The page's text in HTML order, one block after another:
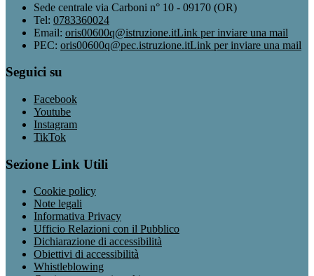
Sede centrale via Carboni n° 10 - 09170 (OR)
Tel: 0783360024
Email: oris00600q@istruzione.itLink per inviare una mail
PEC: oris00600q@pec.istruzione.itLink per inviare una mail
Seguici su
Facebook
Youtube
Instagram
TikTok
Sezione Link Utili
Cookie policy
Note legali
Informativa Privacy
Ufficio Relazioni con il Pubblico
Dichiarazione di accessibilità
Obiettivi di accessibilità
Whistleblowing